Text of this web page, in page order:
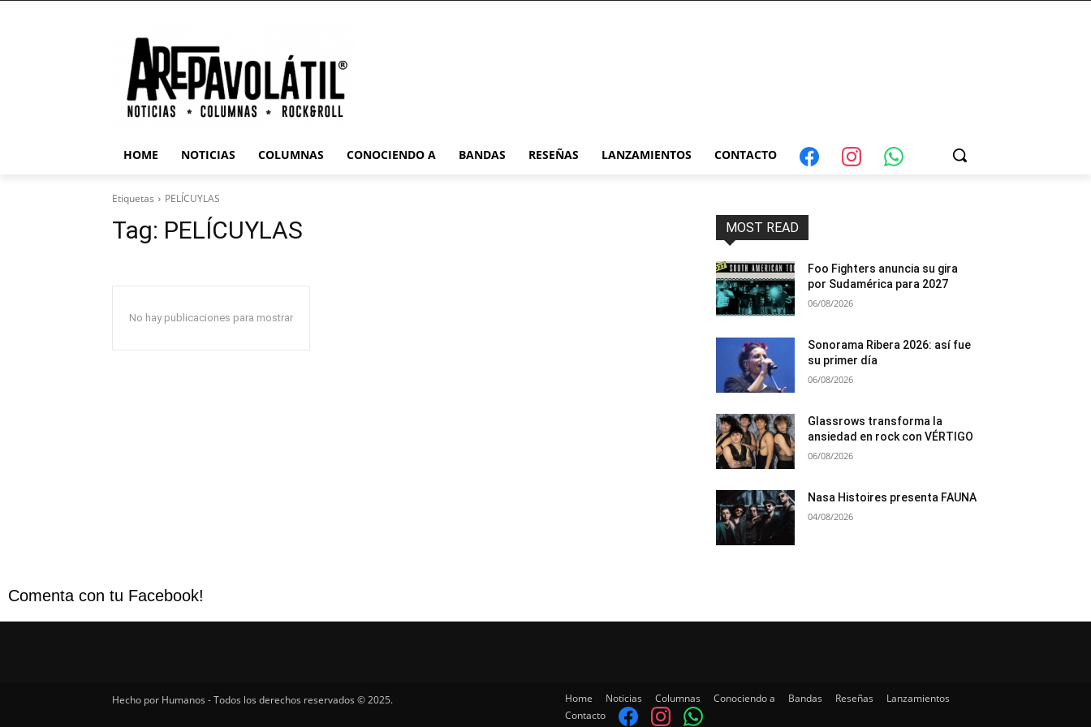
HOME NOTICIAS COLUMNAS CONOCIENDO A BANDAS RESEÑAS LANZAMIENTOS CONTACTO
Etiquetas PELÍCUYLAS
Tag: PELÍCUYLAS
No hay publicaciones para mostrar
MOST READ
Foo Fighters anuncia su gira
por Sudamérica para 2027
06/08/2026
Sonorama Ribera 2026: así fue
su primer día
06/08/2026
Glassrows transforma la
ansiedad en rock con VÉRTIGO
06/08/2026
Nasa Histoires presenta FAUNA
04/08/2026
Comenta con tu Facebook!
Hecho por Humanos - Todos los derechos reservados © 2025. Home Noticias Columnas Conociendo a Bandas Reseñas
Lanzamientos
Contacto